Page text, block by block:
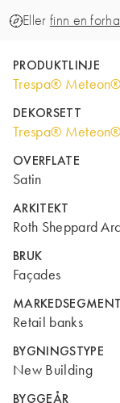
Eller finn en
PRODUKTLINJE
Trespa® Meteon®
DEKORSETT
Trespa®
OVERFLATE
Satin
ARKITEKT
Roth Sheppard
BRUK
Façades
MARKEDSEGMENT
Retail banks
BYGNINGSTYPE
New Building
BYGGEÅR